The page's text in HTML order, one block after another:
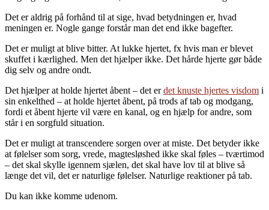
Det er aldrig på forhånd til at sige, hvad betydningen er, hvad
meningen er. Nogle gange forstår man det end ikke bagefter.
Det er muligt at blive bitter. At lukke hjertet, fx hvis man er blevet
skuffet i kærlighed. Men det hjælper ikke. Det hårde hjerte gør både
dig selv og andre ondt.
Det hjælper at holde hjertet åbent – det erdet knuste hjertes visdom i
sin enkelthed – at holde hjertet åbent, på trods af tab og modgang,
fordi et åbent hjerte vil være en kanal, og en hjælp for andre, som
står i en sorgfuld situation.
Det er muligt at transcendere sorgen over at miste. Det betyder ikke
at følelser som sorg, vrede, magtesløshed ikke skal føles – tværtimod
– det skal skylle igennem sjælen, det skal have lov til at blive så
længe det vil, det er naturlige følelser. Naturlige reaktioner på tab.
Du kan ikke komme udenom.